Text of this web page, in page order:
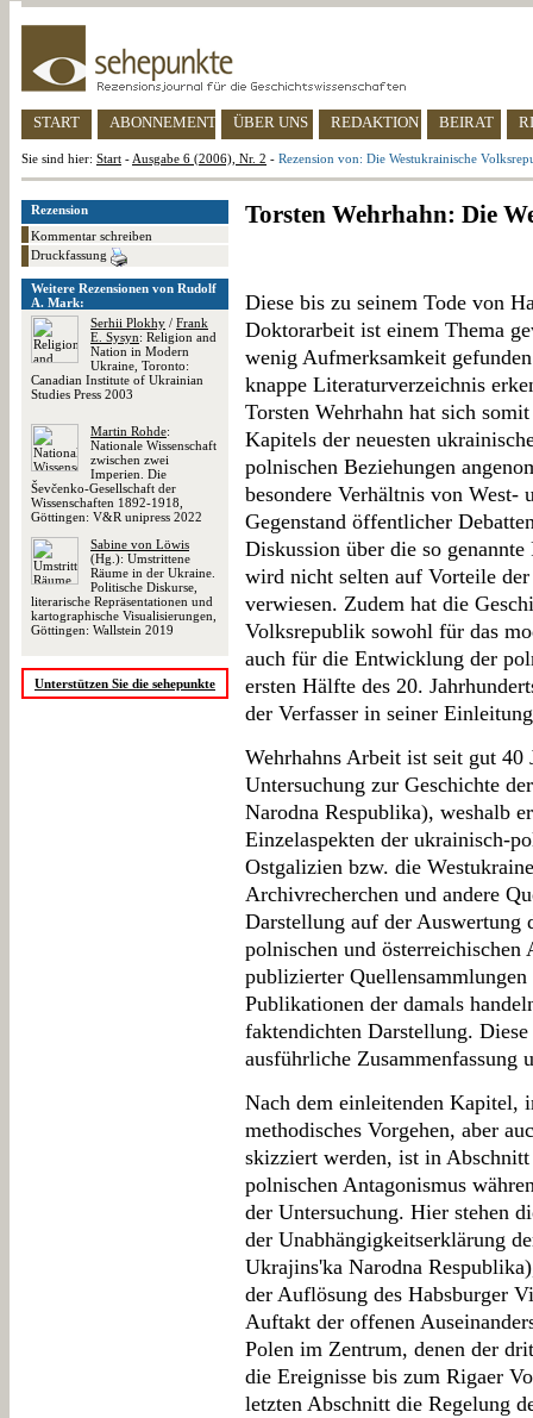
START ABONNEMENT ÜBER UNS REDAKTION BEIRAT
Sie sind hier: Start - Ausgabe 6 (2006), Nr. 2 - Rezension von: Die Westukrainische
Rezension
Kommentar schreiben
Druckfassung
Weitere Rezensionen von Rudolf
A. Mark:
Serhii Plokhy / Frank
E. Sysyn: Religion and
Nation in Modern
Ukraine, Toronto:
Canadian Institute of Ukrainian
Studies Press 2003
Martin Rohde:
Nationale Wissenschaft
zwischen zwei
Imperien. Die
Ševčenko-Gesellschaft der
Wissenschaften 1892-1918,
Göttingen: V&R unipress 2022
Sabine von Löwis
(Hg.): Umstrittene
Räume in der Ukraine.
Politische Diskurse,
literarische Repräsentationen und
kartographische Visualisierungen,
Göttingen: Wallstein 2019
Unterstützen Sie die sehepunkte
Torsten Wehrhahn: Die
Diese bis zu seinem Tode von
Doktorarbeit ist einem Thema
wenig Aufmerksamkeit
knappe Literaturverzeichnis
Torsten Wehrhahn hat sich
Kapitels der neuesten
polnischen Beziehungen
besondere Verhältnis von West-
Gegenstand öffentlicher
Diskussion über die so
wird nicht selten auf Vorteile
verwiesen. Zudem hat die
Volksrepublik sowohl für das
auch für die Entwicklung der
ersten Hälfte des 20.
der Verfasser in seiner
Wehrhahns Arbeit ist seit gut 40
Untersuchung zur Geschichte
Narodna Respublika), weshalb
Einzelaspekten der ukrainisch-
Ostgalizien bzw. die
Archivrecherchen und andere
Darstellung auf der Auswertung
polnischen und österreichischen
publizierter
Publikationen der damals
faktendichten Darstellung.
ausführliche Zusammenfassung
Nach dem einleitenden Kapitel,
methodisches Vorgehen, aber
skizziert werden, ist in
polnischen Antagonismus
der Untersuchung. Hier stehen
der Unabhängigkeitserklärung
Ukrajins'ka Narodna
der Auflösung des Habsburger
Auftakt der offenen
Polen im Zentrum, denen der
die Ereignisse bis zum Rigaer
letzten Abschnitt die Regelung